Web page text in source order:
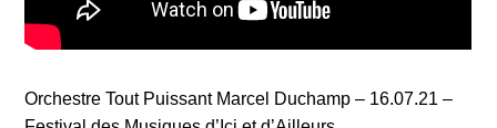
Orchestre Tout Puissant Marcel Duchamp – 16.07.21 –